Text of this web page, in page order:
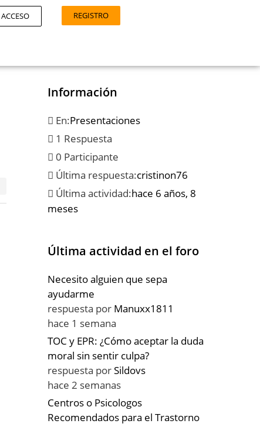
ACCESO REGISTRO
Información
En:Presentaciones
1 Respuesta
0 Participante
Última respuesta:cristinon76
Última actividad:hace 6 años, 8
meses
Última actividad en el foro
Necesito alguien que sepa
ayudarme
respuesta por Manuxx1811
hace 1 semana
TOC y EPR: ¿Cómo aceptar la duda
moral sin sentir culpa?
respuesta porSildovs
hace 2 semanas
Centros o Psicologos
Recomendados para el Trastorno